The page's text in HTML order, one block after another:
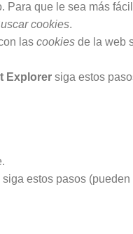
Para que le sea más
cookies.
las cookies de la web
Explorer siga estos
siga estos pasos